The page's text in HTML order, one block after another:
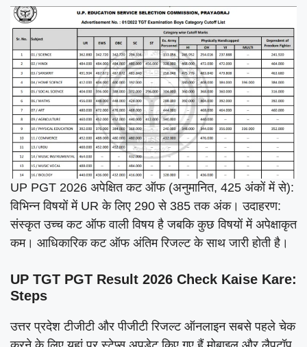
UP PGT 2026 अपेक्षित कट ऑफ (अनुमानित, 425 अंकों में से):
विभिन्न विषयों में UR के लिए 290 से 385 तक अंक। उदाहरण:
संस्कृत उच्च कट ऑफ वाली विषय है जबकि कुछ विषयों में अपेक्षाकृत
कम। आधिकारिक कट ऑफ अंतिम रिजल्ट के साथ जारी होती है।
UP TGT PGT Result 2026 Check Kaise Kare:
Steps
उत्तर प्रदेश टीजीटी और पीजीटी रिजल्ट ऑनलाइन सबसे पहले चेक